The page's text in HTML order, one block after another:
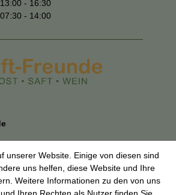
13:00 - 16:30
07:30 - 14:00
freunde.de
unserer Website. Einige von diesen sind
uns helfen, diese Website und Ihre
Weitere Informationen zu den von uns